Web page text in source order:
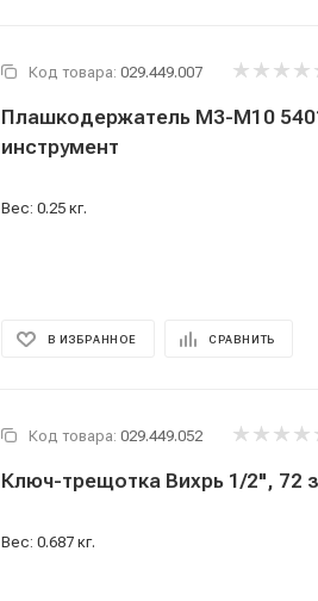
Код товара: 029.449.007
Плашкодержатель М3-М10
инструмент
Вес: 0.25 кг.
В ИЗБРАННОЕ СРАВНИТЬ
Код товара: 029.449.052
Ключ-трещотка Вихрь 1/2", 72
Вес: 0.687 кг.